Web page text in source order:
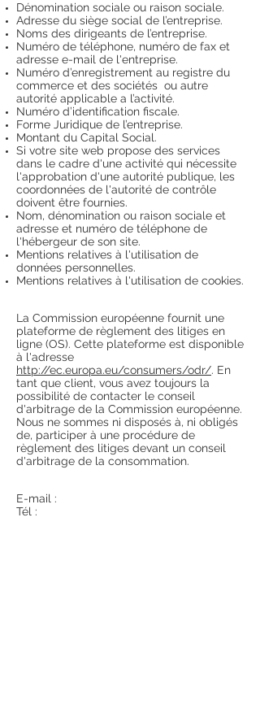
Dénomination sociale ou raison sociale.
Adresse du siège social de l’entreprise.
Noms des dirigeants de l’entreprise.
Numéro de téléphone, numéro de fax et
adresse e-mail de l'entreprise.
Numéro d’enregistrement au registre du
commerce et des sociétés ou autre
autorité applicable a l’activité.
Numéro d’identification fiscale.
Forme Juridique de l’entreprise.
Montant du Capital Social.
Si votre site web propose des services
dans le cadre d'une activité qui nécessite
l'approbation d'une autorité publique, les
coordonnées de l'autorité de contrôle
doivent être fournies. ​​​
Nom, dénomination ou raison sociale et
adresse et numéro de téléphone de
l'hébergeur de son site.
Mentions relatives à l'utilisation de
données personnelles.
Mentions relatives à l'utilisation de cookies.
La Commission européenne fournit une
plateforme de règlement des litiges en
ligne (OS). Cette plateforme est disponible
à l'adresse
http://ec.europa.eu/consumers/odr/. En
tant que client, vous avez toujours la
possibilité de contacter le conseil
d'arbitrage de la Commission européenne.
Nous ne sommes ni disposés à, ni obligés
de, participer à une procédure de
règlement des litiges devant un conseil
d'arbitrage de la consommation.
E-mail :
Tél :